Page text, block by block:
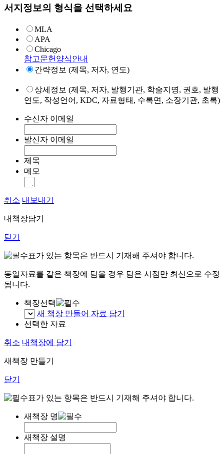
서지정보의 형식을 선택하세요
MLA
APA
Chicago
참고문헌양식안내
간략정보 (제목, 저자, 연도)
상세정보 (제목, 저자, 발행기관, 학술지명, 권호, 발행
연도, 작성언어, KDC, 자료형태, 수록면, 소장기관, 초록)
수신자 이메일
발신자 이메일
제목
메모
취소 내보내기
내책장담기
닫기
표가 있는 항목은 반드시 기재해 주셔야 합니다.
동일자료를 같은 책장에 담을 경우 담은 시점만 최신으로 수정
됩니다.
책장선택
새 책장 만들어 자료 담기
선택한 자료
취소 내책장에 담기
새책장 만들기
닫기
표가 있는 항목은 반드시 기재해 주셔야 합니다.
새책장 명
새책장 설명